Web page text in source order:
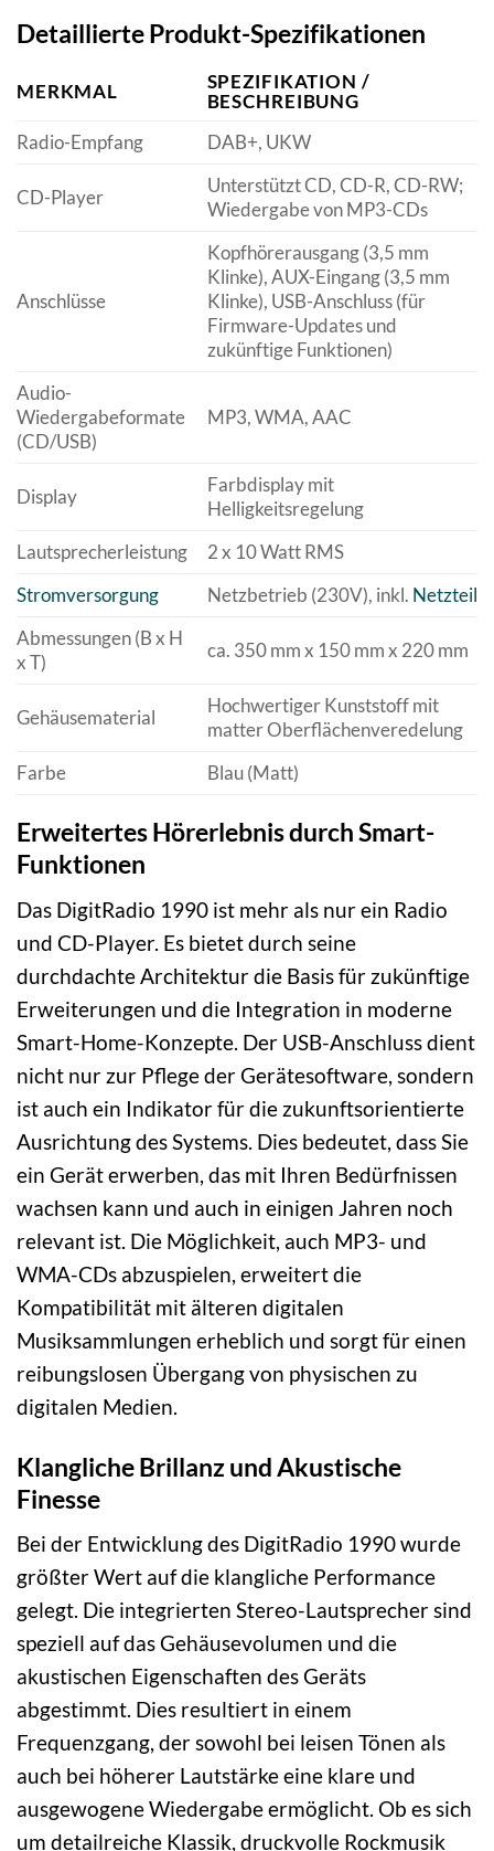
Detaillierte Produkt-Spezifikationen
MERKMAL
SPEZIFIKATION /
BESCHREIBUNG
Radio-Empfang
DAB+, UKW
CD-Player
Unterstützt CD, CD-R, CD-RW;
Wiedergabe von MP3-CDs
Anschlüsse
Kopfhörerausgang (3,5 mm
Klinke), AUX-Eingang (3,5 mm
Klinke), USB-Anschluss (für
Firmware-Updates und
zukünftige Funktionen)
Audio-
Wiedergabeformate
(CD/USB)
MP3, WMA, AAC
Display
Farbdisplay mit
Helligkeitsregelung
Lautsprecherleistung
2 x 10 Watt RMS
Stromversorgung
Netzbetrieb (230V), inkl. Netzteil
Abmessungen (B x H
x T)
ca. 350 mm x 150 mm x 220 mm
Gehäusematerial
Hochwertiger Kunststoff mit
matter Oberflächenveredelung
Farbe
Blau (Matt)
Erweitertes Hörerlebnis durch Smart-
Funktionen
Das DigitRadio 1990 ist mehr als nur ein Radio
und CD-Player. Es bietet durch seine
durchdachte Architektur die Basis für zukünftige
Erweiterungen und die Integration in moderne
Smart-Home-Konzepte. Der USB-Anschluss dient
nicht nur zur Pflege der Gerätesoftware, sondern
ist auch ein Indikator für die zukunftsorientierte
Ausrichtung des Systems. Dies bedeutet, dass Sie
ein Gerät erwerben, das mit Ihren Bedürfnissen
wachsen kann und auch in einigen Jahren noch
relevant ist. Die Möglichkeit, auch MP3- und
WMA-CDs abzuspielen, erweitert die
Kompatibilität mit älteren digitalen
Musiksammlungen erheblich und sorgt für einen
reibungslosen Übergang von physischen zu
digitalen Medien.
Klangliche Brillanz und Akustische
Finesse
Bei der Entwicklung des DigitRadio 1990 wurde
größter Wert auf die klangliche Performance
gelegt. Die integrierten Stereo-Lautsprecher sind
speziell auf das Gehäusevolumen und die
akustischen Eigenschaften des Geräts
abgestimmt. Dies resultiert in einem
Frequenzgang, der sowohl bei leisen Tönen als
auch bei höherer Lautstärke eine klare und
ausgewogene Wiedergabe ermöglicht. Ob es sich
um detailreiche Klassik, druckvolle Rockmusik